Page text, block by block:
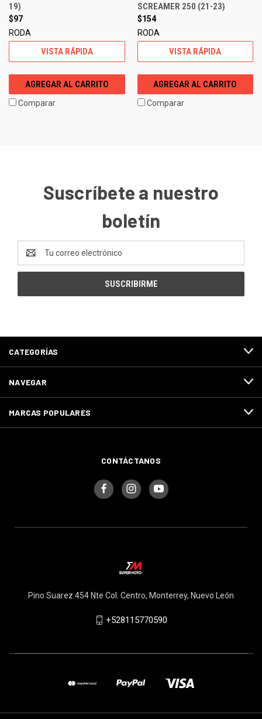
19)
$97
RODA
VISTA RÁPIDA
AGREGAR AL CARRITO
Comparar
SCREAMER 250 (21-23)
$154
RODA
VISTA RÁPIDA
AGREGAR AL CARRITO
Comparar
Suscríbete a nuestro
boletín
de
correo
CATEGORÍAS
NAVEGAR
MARCAS POPULARES
CONTÁCTANOS
Pino Suarez 454 Nte Col. Centro, Monterrey, Nuevo León
+528115770590